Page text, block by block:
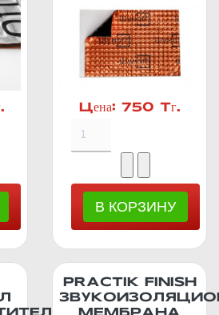
Цена: 750 Тг.
PRACTIK FINISH